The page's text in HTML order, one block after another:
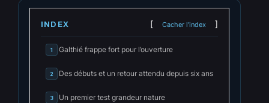
INDEX Cacher l'index
1 Galthié frappe fort pour l’ouverture
2 Des débuts et un retour attendu depuis six ans
3 Un premier test grandeur nature